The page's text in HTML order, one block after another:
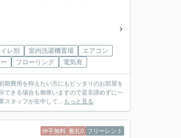
レ別 室内洗濯機置場
エアコン
フローリング 電気有
期費用を抑えたい方にもピッタリのお部屋を
できる場合も御座いますので是非諦めずに一
業スタッフが在中して... もっと見る
仲手無料 敷礼0 フリーレント